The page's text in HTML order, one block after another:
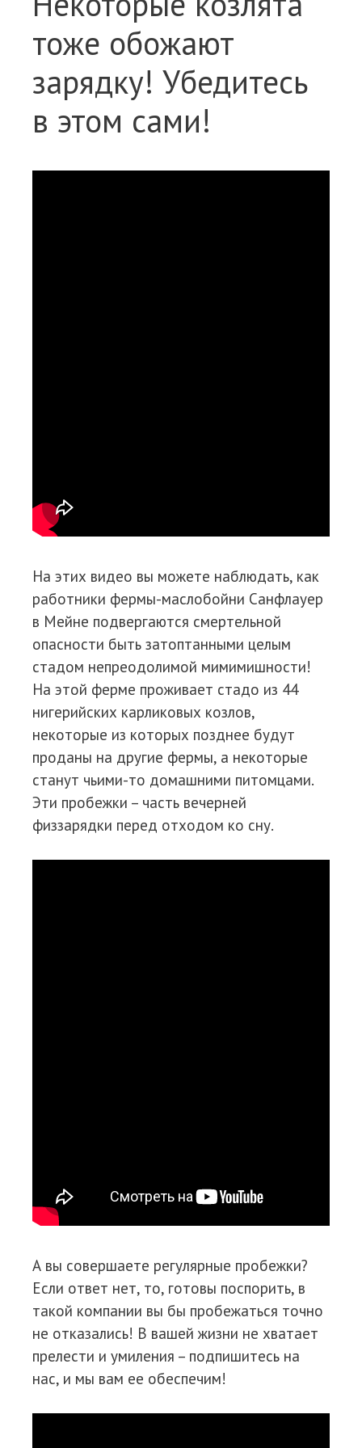
тоже обожают
зарядку! Убедитесь
в этом сами!
На этих видео вы можете наблюдать, как
работники фермы-маслобойни Санфлауер
в Мейне подвергаются смертельной
опасности быть затоптанными целым
стадом непреодолимой мимимишности!
На этой ферме проживает стадо из 44
нигерийских карликовых козлов,
некоторые из которых позднее будут
проданы на другие фермы, а некоторые
станут чьими-то домашними питомцами.
Эти пробежки – часть вечерней
физзарядки перед отходом ко сну.
А вы совершаете регулярные пробежки?
Если ответ нет, то, готовы поспорить, в
такой компании вы бы пробежаться точно
не отказались! В вашей жизни не хватает
прелести и умиления – подпишитесь на
нас, и мы вам ее обеспечим!